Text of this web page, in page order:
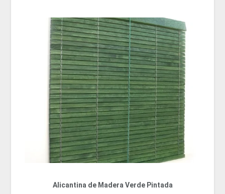
Alicantina de Madera Verde Pintada